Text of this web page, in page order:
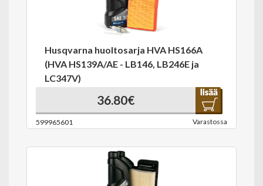
Husqvarna huoltosarja HVA HS166A
(HVA HS139A/AE - LB146, LB246E ja
LC347V)
36.80€
599965601 Varastossa